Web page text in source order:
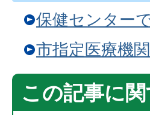
保健センター
市指定医療機
この記事に